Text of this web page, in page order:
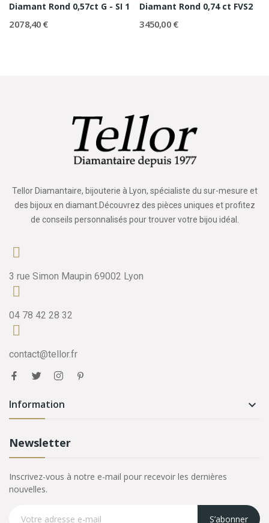
Diamant Rond 0,57ct G - SI 1
2 078,40 €
Diamant Rond 0,74 ct FVS2
3 450,00 €
Tellor Diamantaire, bijouterie à Lyon, spécialiste du sur-mesure et
des bijoux en diamant.Découvrez des pièces uniques et profitez
de conseils personnalisés pour trouver votre bijou idéal.
3 rue Simon Maupin 69002 Lyon
04 78 42 28 32
contact@tellor.fr
Information 
Newsletter
Inscrivez-vous à notre e-mail pour recevoir les dernières
nouvelles.
S’abonner